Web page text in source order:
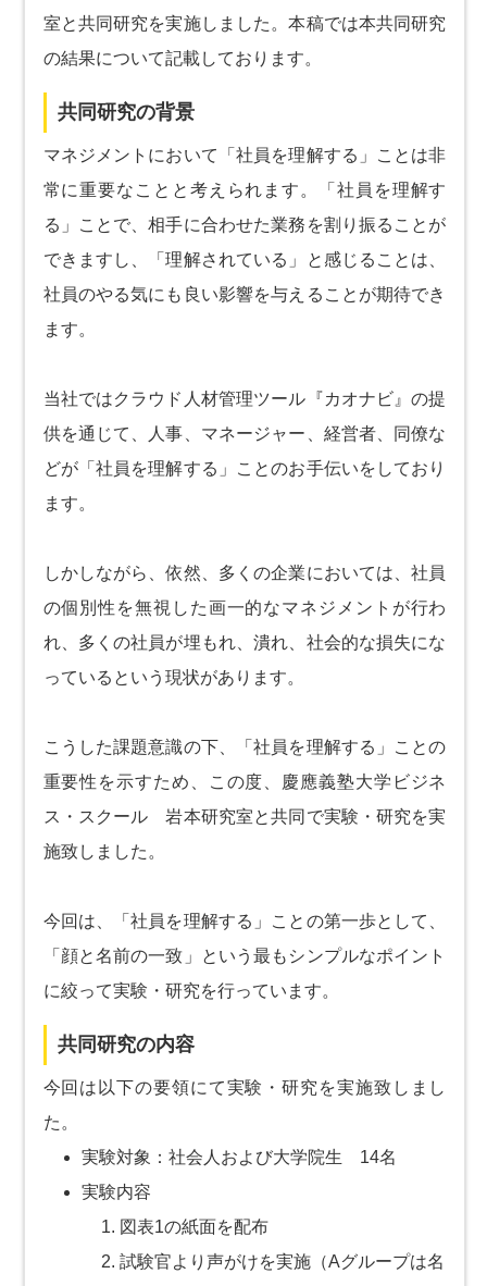
室と共同研究を実施しました。本稿では本共同研究
の結果について記載しております。
共同研究の背景
マネジメントにおいて「社員を理解する」ことは非
常に重要なことと考えられます。「社員を理解す
る」ことで、相手に合わせた業務を割り振ることが
できますし、「理解されている」と感じることは、
社員のやる気にも良い影響を与えることが期待でき
ます。
当社ではクラウド人材管理ツール『カオナビ』の提
供を通じて、人事、マネージャー、経営者、同僚な
どが「社員を理解する」ことのお手伝いをしており
ます。
しかしながら、依然、多くの企業においては、社員
の個別性を無視した画一的なマネジメントが行わ
れ、多くの社員が埋もれ、潰れ、社会的な損失にな
っているという現状があります。
こうした課題意識の下、「社員を理解する」ことの
重要性を示すため、この度、慶應義塾大学ビジネ
ス・スクール 岩本研究室と共同で実験・研究を実
施致しました。
今回は、「社員を理解する」ことの第一歩として、
「顔と名前の一致」という最もシンプルなポイント
に絞って実験・研究を行っています。
共同研究の内容
今回は以下の要領にて実験・研究を実施致しまし
た。
実験対象：社会人および大学院生 14名
実験内容
図表1の紙面を配布
試験官より声がけを実施（Aグループは名